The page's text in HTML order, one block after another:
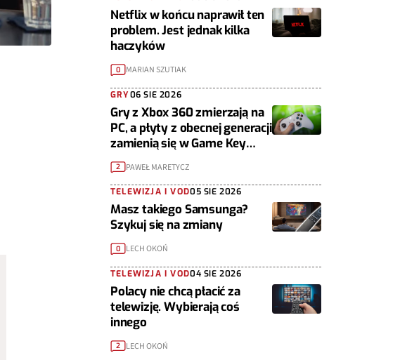
Netflix w końcu naprawił ten
problem. Jest jednak kilka
haczyków
0 MARIAN SZUTIAK
GRY06 SIE 2026
Gry z Xbox 360 zmierzają na
PC, a płyty z obecnej generacji
zamienią się w Game Key
Cardy
2 PAWEŁ MARETYCZ
TELEWIZJA I VOD05 SIE 2026
Masz takiego Samsunga?
Szykuj się na zmiany
0 LECH OKOŃ
TELEWIZJA I VOD04 SIE 2026
Polacy nie chcą płacić za
telewizję. Wybierają coś
innego
2 LECH OKOŃ